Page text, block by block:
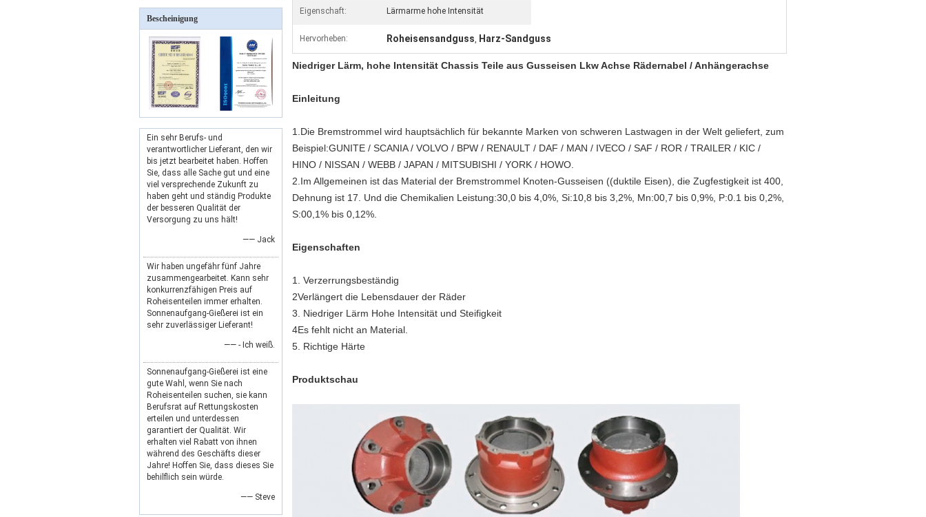
Bescheinigung
Ein sehr Berufs- und
verantwortlicher Lieferant, den wir
bis jetzt bearbeitet haben. Hoffen
Sie, dass alle Sache gut und eine
viel versprechende Zukunft zu
haben geht und ständig Produkte
der besseren Qualität der
Versorgung zu uns hält!
—— Jack
Wir haben ungefähr fünf Jahre
zusammengearbeitet. Kann sehr
konkurrenzfähigen Preis auf
Roheisenteilen immer erhalten.
Sonnenaufgang-Gießerei ist ein
sehr zuverlässiger Lieferant!
—— - Ich weiß.
Sonnenaufgang-Gießerei ist eine
gute Wahl, wenn Sie nach
Roheisenteilen suchen, sie kann
Berufsrat auf Rettungskosten
erteilen und unterdessen
garantiert der Qualität. Wir
erhalten viel Rabatt von ihnen
während des Geschäfts dieser
Jahre! Hoffen Sie, dass dieses Sie
behilflich sein würde.
—— Steve
Eigenschaft: Lärmarme hohe Intensität
Hervorheben: Roheisensandguss, Harz-Sandguss
Niedriger Lärm, hohe Intensität Chassis Teile aus Gusseisen Lkw Achse Rädernabel / Anhängerachse
Einleitung
1.Die Bremstrommel wird hauptsächlich für bekannte Marken von schweren Lastwagen in der Welt geliefert, zum
Beispiel:GUNITE / SCANIA / VOLVO / BPW / RENAULT / DAF / MAN / IVECO / SAF / ROR / TRAILER / KIC /
HINO / NISSAN / WEBB / JAPAN / MITSUBISHI / YORK / HOWO.
2.Im Allgemeinen ist das Material der Bremstrommel Knoten-Gusseisen ((duktile Eisen), die Zugfestigkeit ist 400,
Dehnung ist 17. Und die Chemikalien Leistung:30,0 bis 4,0%, Si:10,8 bis 3,2%, Mn:00,7 bis 0,9%, P:0.1 bis 0,2%,
S:00,1% bis 0,12%.
Eigenschaften
1. Verzerrungsbeständig
2Verlängert die Lebensdauer der Räder
3. Niedriger Lärm Hohe Intensität und Steifigkeit
4Es fehlt nicht an Material.
5. Richtige Härte
Produktschau